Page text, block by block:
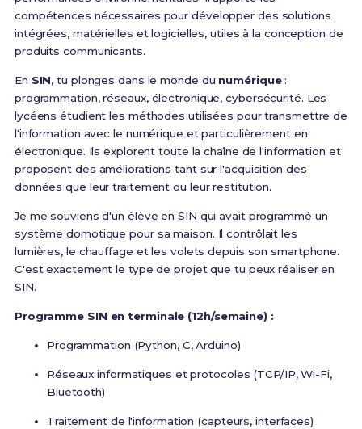
compétences nécessaires pour développer des solutions
intégrées, matérielles et logicielles, utiles à la conception de
produits communicants.
En SIN, tu plonges dans le monde du numérique:
programmation, réseaux, électronique, cybersécurité. Les
lycéens étudient les méthodes utilisées pour transmettre de
l'information avec le numérique et particulièrement en
électronique. Ils explorent toute la chaîne de l'information et
proposent des améliorations tant sur l'acquisition des
données que leur traitement ou leur restitution.
Je me souviens d'un élève en SIN qui avait programmé un
système domotique pour sa maison. Il contrôlait les
lumières, le chauffage et les volets depuis son smartphone.
C'est exactement le type de projet que tu peux réaliser en
SIN.
Programme SIN en terminale (12h/semaine) :
Programmation (Python, C, Arduino)
Réseaux informatiques et protocoles (TCP/IP, Wi-Fi,
Bluetooth)
Traitement de l'information (capteurs, interfaces)